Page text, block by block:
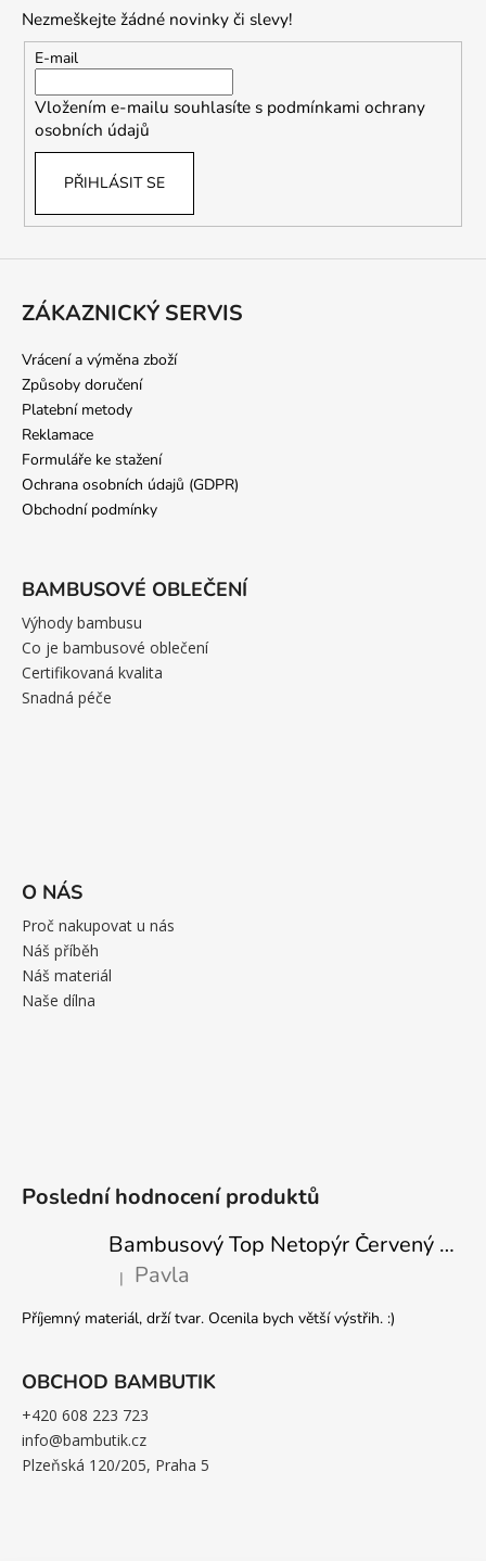
Nezmeškejte žádné novinky či slevy!
E-mail
Vložením e-mailu souhlasíte s podmínkami ochrany
osobních údajů
PŘIHLÁSIT SE
ZÁKAZNICKÝ SERVIS
Vrácení a výměna zboží
Způsoby doručení
Platební metody
Reklamace
Formuláře ke stažení
Ochrana osobních údajů (GDPR)
Obchodní podmínky
BAMBUSOVÉ OBLEČENÍ
Výhody bambusu
Co je bambusové oblečení
Certifikovaná kvalita
Snadná péče
O NÁS
Proč nakupovat u nás
Náš příběh
Náš materiál
Naše dílna
Poslední hodnocení produktů
Bambusový Top Netopýr Červený 3/4 Rukáv Volný Střih Dámský
Hodnocení produktu je 5 z 5 hvězdiček.
| Pavla
Příjemný materiál, drží tvar. Ocenila bych větší výstřih. :)
OBCHOD BAMBUTIK
+420 608 223 723
info@bambutik.cz
Plzeňská 120/205, Praha 5